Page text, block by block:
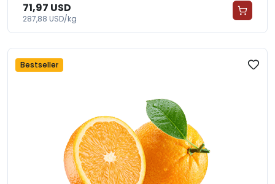
71,97 USD
287,88 USD/kg
Bestseller